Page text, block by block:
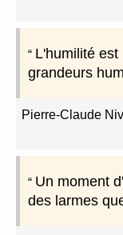
L'humilité
grandeurs
Pierre-Claude
Un moment
des larmes